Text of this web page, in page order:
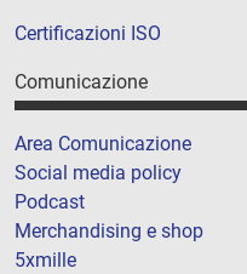
Certificazioni ISO
Comunicazione
Area Comunicazione
Social media policy
Podcast
Merchandising e shop
5xmille